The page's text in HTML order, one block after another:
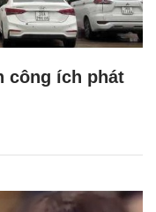
công ích phát